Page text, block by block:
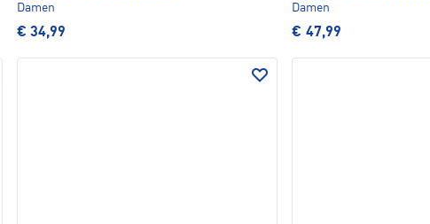
Damen
€ 34,99
Damen
€ 47,99